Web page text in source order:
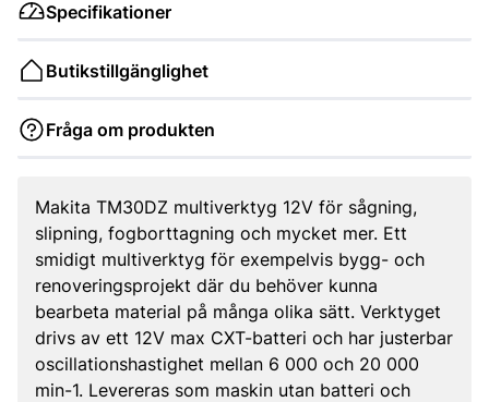
Specifikationer
Butikstillgänglighet
Fråga om produkten
Makita TM30DZ multiverktyg 12V för sågning,
slipning, fogborttagning och mycket mer. Ett
smidigt multiverktyg för exempelvis bygg- och
renoveringsprojekt där du behöver kunna
bearbeta material på många olika sätt. Verktyget
drivs av ett 12V max CXT-batteri och har justerbar
oscillationshastighet mellan 6 000 och 20 000
min-1. Levereras som maskin utan batteri och